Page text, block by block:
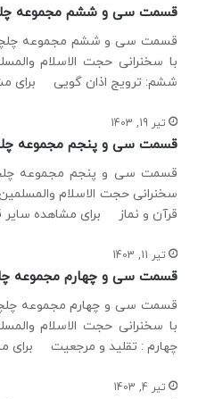
قسمت سی و ششم مجموعه
قسمت سی و ششم مجموعه
با سخنرانی حجت الاسلام
ششم: ترویج اذان گویی برای
تیر 19, 1403
قسمت سی و پنجم مجموعه
قسمت سی و پنجم مجموعه
سخنرانی حجت الاسلام
قرآن و نماز برای مشاهده
تیر 11, 1403
قسمت سی و چهارم مجموعه
قسمت سی و چهارم مجموعه
با سخنرانی حجت الاسلام
چهارم : تقلید و مرجعیت برای
تیر 4, 1403